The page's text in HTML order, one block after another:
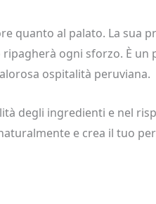
quanto al palato. La sua
ogni sforzo. È un
ospitalità peruviana.
degli ingredienti e nel
e crea il tuo